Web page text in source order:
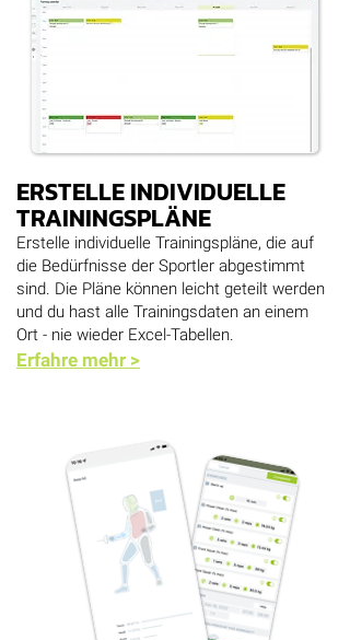
ERSTELLE INDIVIDUELLE
TRAININGSPLÄNE
Erstelle individuelle Trainingspläne, die auf
die Bedürfnisse der Sportler abgestimmt
sind. Die Pläne können leicht geteilt werden
und du hast alle Trainingsdaten an einem
Ort - nie wieder Excel-Tabellen.
Erfahre mehr >